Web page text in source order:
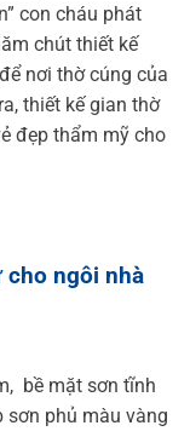
con cháu phát
chút thiết kế
nơi thờ cúng của
thiết kế gian thờ
đẹp thẩm mỹ cho
cho ngôi nhà
bề mặt sơn tĩnh
sơn phủ màu vàng